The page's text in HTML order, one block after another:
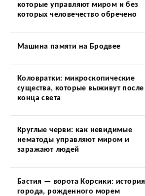
которые управляют миром и без
которых человечество обречено
Машина памяти на Бродвее
Коловратки: микроскопические
существа, которые выживут после
конца света
Круглые черви: как невидимые
нематоды управляют миром и
заражают людей
Бастия — ворота Корсики: история
города, рожденного морем